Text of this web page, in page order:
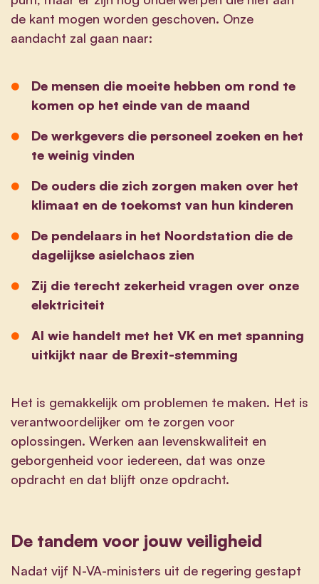
de kant mogen worden geschoven. Onze
aandacht zal gaan naar:
De mensen die moeite hebben om rond te
komen op het einde van de maand
De werkgevers die personeel zoeken en het
te weinig vinden
De ouders die zich zorgen maken over het
klimaat en de toekomst van hun kinderen
De pendelaars in het Noordstation die de
dagelijkse asielchaos zien
Zij die terecht zekerheid vragen over onze
elektriciteit
Al wie handelt met het VK en met spanning
uitkijkt naar de Brexit-stemming
Het is gemakkelijk om problemen te maken. Het is
verantwoordelijker om te zorgen voor
oplossingen. Werken aan levenskwaliteit en
geborgenheid voor iedereen, dat was onze
opdracht en dat blijft onze opdracht.
De tandem voor jouw veiligheid
Nadat vijf N-VA-ministers uit de regering gestapt